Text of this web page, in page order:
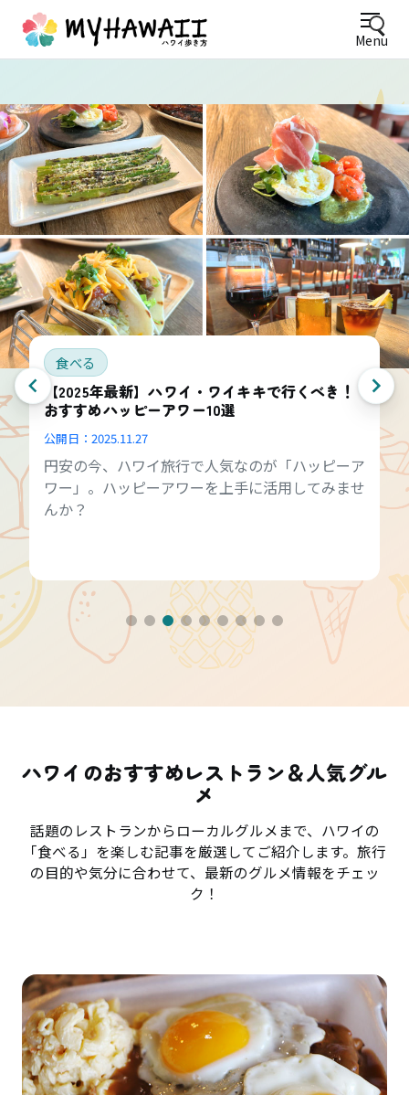
Menu
食べる
【2025年最新】ハワイ・ワイキキで行くべき！
おすすめハッピーアワー10選
公開日： 2025.11.27
円安の今、ハワイ旅行で人気なのが「ハッピーア
ワー」。ハッピーアワーを上手に活用してみませ
んか？
ハワイのおすすめレストラン＆人気グル
メ
話題のレストランからローカルグルメまで、ハワイの
「食べる」を楽しむ記事を厳選してご紹介します。旅行
の目的や気分に合わせて、最新のグルメ情報をチェッ
ク！